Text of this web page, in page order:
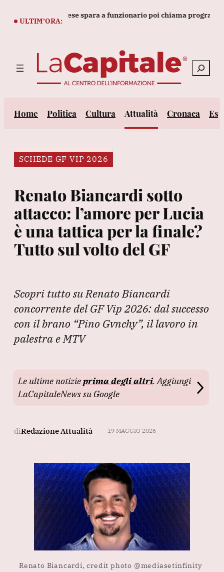
ULTIM’ORA:
thailandese spara a funzionario poi chiama programma
Cerca
Home Politica Cultura Attualità Cronaca
SCHEDE GF VIP 2026
Renato Biancardi sotto
attacco: l’amore per Lucia
è una tattica per la finale?
Tutto sul volto del GF
Scopri tutto su Renato Biancardi
concorrente del GF Vip 2026: dal successo
con il brano “Pino Gvnchy”, il lavoro in
palestra e MTV
Le ultime notizieprima degli altri. Aggiungi
LaCapitaleNews su Google
diRedazione Attualità 19 MAGGIO 2026
Renato Biancardi, credit photo @mediasetinfinity